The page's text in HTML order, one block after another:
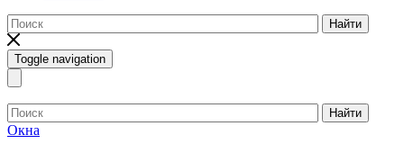
Найти
Toggle navigation
Найти
Окна